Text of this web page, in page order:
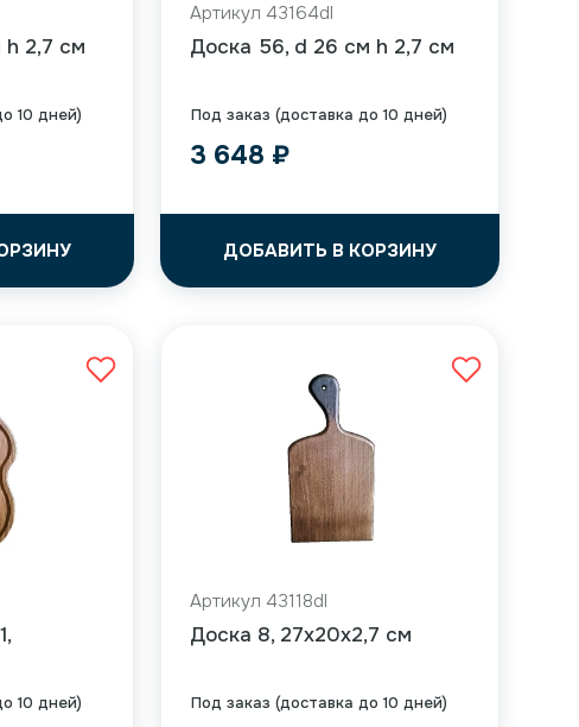
10 дней)
h 2,7 см
Под заказ (доставка до 10 дней)
Артикул 43164dl
Доска 56, d 26 см h 2,7 см
3 648 ₽
ДОБАВИТЬ В КОРЗИНУ
10 дней) Под заказ (доставка до 10 дней)
Артикул 43118dl
Доска 8, 27x20x2,7 см